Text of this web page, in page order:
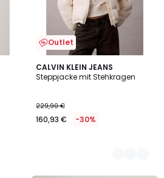
Outlet
CALVIN KLEIN JEANS
Steppjacke mit Stehkragen
229,90 €
160,93 € -30%
2
Farben